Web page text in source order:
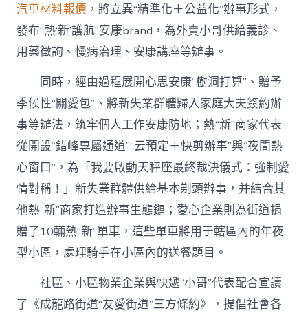
汽車材料報價 ，將立異“精準化＋公益化”辦事形式，
發布“熱‘新’護航”安康brand，為外賣小哥供給義診、
用藥徵詢、慢病治理、安康講座等辦事。
同時，經由過程展開心思安康“樹洞打算”、贈予
季候性“關愛包”、將新失業群體歸入家庭大夫簽約辦
事等辦法，筑牢個人工作安康防地；熱“新”商家代表
從開設“錯峰專屬通道”“云預定＋快剪辦事”與“夜間熱
心窗口”，為「我要啟動天秤座最終裁決儀式：強制愛
情對稱！」新失業群體供給基本剃頭辦事，并結合其
他熱“新”商家打造辦事生態鏈；愛心企業則為街道捐
贈了10輛熱“新”單車，這些單車將用于轄區內的年夜
型小區，處理騎手在小區內的送餐題目。
社區、小區物業企業與快遞“小哥”代表配合宣讀
了《成龍路街道“友愛街道”三方條約》，提倡社會各